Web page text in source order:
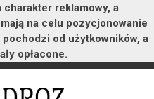
charakter reklamowy, a
na celu pozycjonowanie
od użytkowników, a
opłacone.